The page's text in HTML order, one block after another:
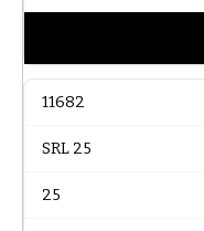
11682
SRL 25
25